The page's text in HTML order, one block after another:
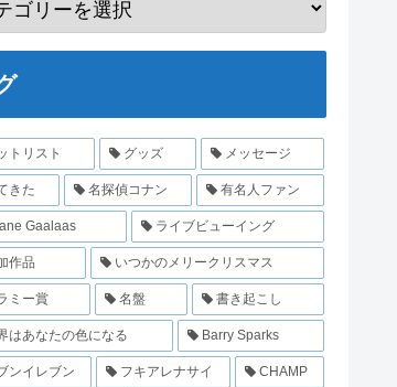
トリスト グッズ メッセージ
きた 名探偵コナン 有名人ファン
Gaalaas ライブビューイング
作品 いつかのメリークリスマス
ミー賞 名盤 書き起こし
はあなたの色になる Barry Sparks
ンイレブン フキアレナサイ CHAMP